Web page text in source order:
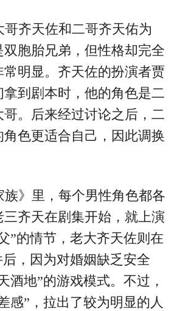
哥齐天佐和二哥齐天佑为
胞胎兄弟，但性格却完全
明显。齐天佐的扮演者贾
拿到剧本时，他的角色是二
。后来经过讨论之后，二
角色更适合自己，因此调换
族》里，每个男性角色都各
齐天在剧集开始，就上演
”的情节，老大齐天佐则在
，因为对婚姻缺乏安全
酒地”的游戏模式。不过，
感”，拉出了较为明显的人